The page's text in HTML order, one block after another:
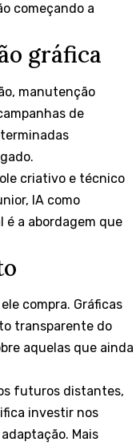
começando a
gráfica
manutenção
de
criativo e técnico
IA como
a abordagem que
compra. Gráficas
transparente do
aquelas que ainda
futuros distantes,
investir nos
Mais